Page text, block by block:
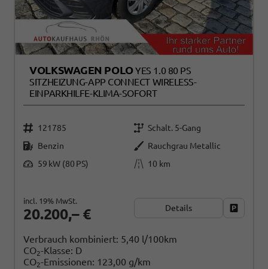
VOLKSWAGEN POLOYES 1.0 80 PS
SITZHEIZUNG-APP CONNECT WIRELESS-
EINPARKHILFE-KLIMA-SOFORT
121785
Schalt. 5-Gang
Benzin
Rauchgrau Metallic
59 kW (80 PS)
10 km
20.200,– €
incl. 19% MwSt.
Details
Verbrauch kombiniert: 5,40 l/100km
CO2-Klasse: D
CO2-Emissionen: 123,00 g/km